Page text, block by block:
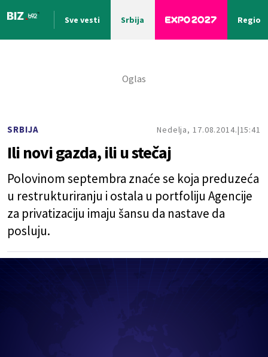
Sve vesti Srbija Region
SRBIJA Nedelja, 17.08.2014. 15:41
Ili novi gazda, ili u stečaj
Polovinom septembra znaće se koja preduzeća
u restrukturiranju i ostala u portfoliju Agencije
za privatizaciju imaju šansu da nastave da
posluju.